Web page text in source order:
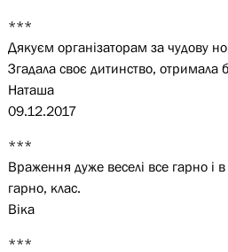
***
Дякуєм організаторам за чудову
Згадала своє дитинство, отримала
Наташа
09.12.2017
***
Враження дуже веселі все гарно і
гарно, клас.
Віка
***